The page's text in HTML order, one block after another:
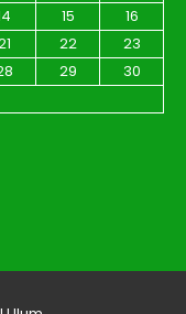
15
16
22
23
29
30